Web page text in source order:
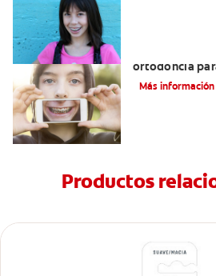
ortodoncia
Más información
Productos